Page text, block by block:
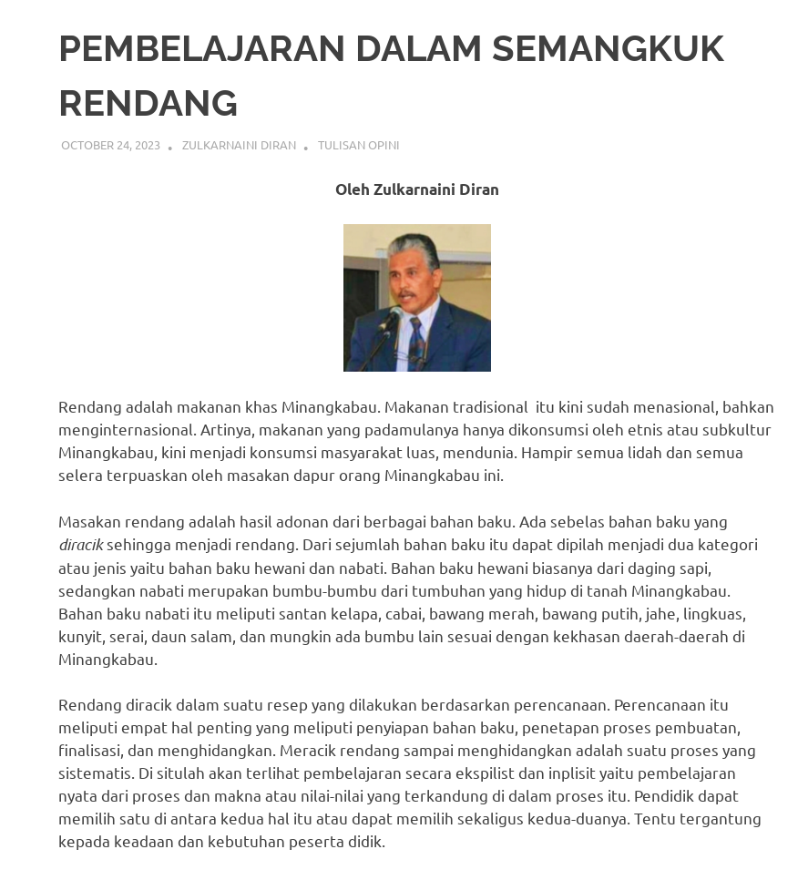
PEMBELAJARAN DALAM SEMANGKUK
RENDANG
OCTOBER 24, 2023 ZULKARNAINI DIRAN TULISAN OPINI
Oleh Zulkarnaini Diran
Rendang adalah makanan khas Minangkabau. Makanan tradisional itu kini sudah menasional, bahkan
menginternasional. Artinya, makanan yang padamulanya hanya dikonsumsi oleh etnis atau subkultur
Minangkabau, kini menjadi konsumsi masyarakat luas, mendunia. Hampir semua lidah dan semua
selera terpuaskan oleh masakan dapur orang Minangkabau ini.
Masakan rendang adalah hasil adonan dari berbagai bahan baku. Ada sebelas bahan baku yang
diraciksehingga menjadi rendang. Dari sejumlah bahan baku itu dapat dipilah menjadi dua kategori
atau jenis yaitu bahan baku hewani dan nabati. Bahan baku hewani biasanya dari daging sapi,
sedangkan nabati merupakan bumbu-bumbu dari tumbuhan yang hidup di tanah Minangkabau.
Bahan baku nabati itu meliputi santan kelapa, cabai, bawang merah, bawang putih, jahe, lingkuas,
kunyit, serai, daun salam, dan mungkin ada bumbu lain sesuai dengan kekhasan daerah-daerah di
Minangkabau.
Rendang diracik dalam suatu resep yang dilakukan berdasarkan perencanaan. Perencanaan itu
meliputi empat hal penting yang meliputi penyiapan bahan baku, penetapan proses pembuatan,
finalisasi, dan menghidangkan. Meracik rendang sampai menghidangkan adalah suatu proses yang
sistematis. Di situlah akan terlihat pembelajaran secara ekspilist dan inplisit yaitu pembelajaran
nyata dari proses dan makna atau nilai-nilai yang terkandung di dalam proses itu. Pendidik dapat
memilih satu di antara kedua hal itu atau dapat memilih sekaligus kedua-duanya. Tentu tergantung
kepada keadaan dan kebutuhan peserta didik.